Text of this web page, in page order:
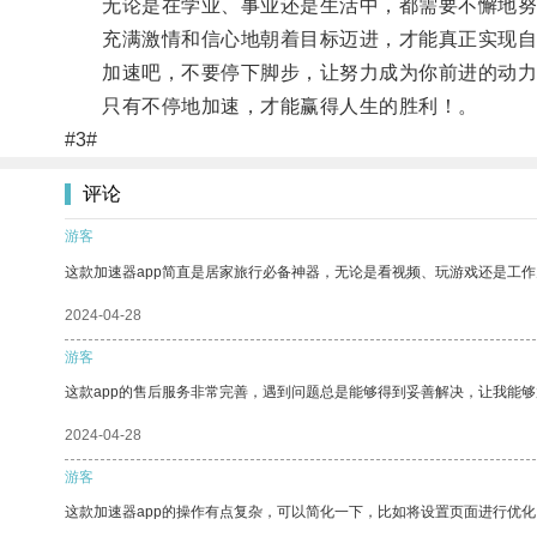
无论是在学业、事业还是生活中，都需要不懈地努
充满激情和信心地朝着目标迈进，才能真正实现
加速吧，不要停下脚步，让努力成为你前进的动力
只有不停地加速，才能赢得人生的胜利！。
#3#
评论
游客
这款加速器app简直是居家旅行必备神器，无论是看视频、玩游戏还是工
2024-04-28
游客
这款app的售后服务非常完善，遇到问题总是能够得到妥善解决，让我能
2024-04-28
游客
这款加速器app的操作有点复杂，可以简化一下，比如将设置页面进行优